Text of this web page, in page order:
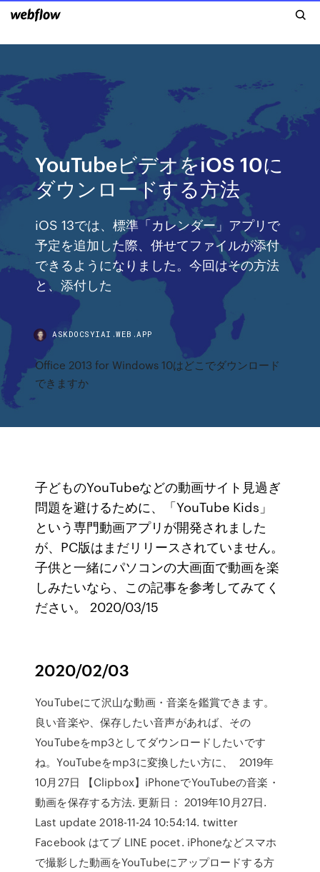
YouTubeビデオをiOS 10に
ダウンロードする方法
iOS 13では、標準「カレンダー」アプリで
予定を追加した際、併せてファイルが添付
できるようになりました。今回はその方法
と、添付した
ASKDOCSYIAI.WEB.APP
Office 2013 for Windows 10はどこでダウンロード
できますか
子どものYouTubeなどの動画サイト見過ぎ
問題を避けるために、「YouTube Kids」
という専門動画アプリが開発されました
が、PC版はまだリリースされていません。
子供と一緒にパソコンの大画面で動画を楽
しみたいなら、この記事を参考してみてく
ださい。 2020/03/15
2020/02/03
YouTubeにて沢山な動画・音楽を鑑賞できます。
良い音楽や、保存したい音声があれば、その
YouTubeをmp3としてダウンロードしたいです
ね。YouTubeをmp3に変換したい方に、 2019年
10月27日 【Clipbox】iPhoneでYouTubeの音楽・
動画を保存する方法. 更新日： 2019年10月27日.
Last update 2018-11-24 10:54:14. twitter
Facebook はてブ LINE pocet. iPhoneなどスマホ
で撮影した動画をYouTubeにアップロードする方